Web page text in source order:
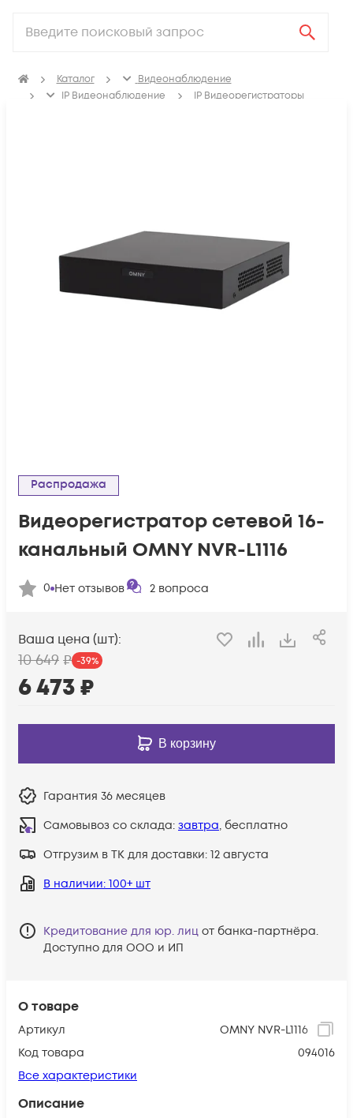
Каталог
Видеонаблюдение
IP Видеонаблюдение
IP Видеорегистраторы
О товаре
Артикул
OMNY NVR-L1116
Код товара
094016
Все характеристики
Описание
Распродажа
Видеорегистратор сетевой 16-
канальный OMNY NVR-L1116
0 Нет отзывов 2 вопроса
Ваша цена (шт):
10 649 ₽ -39%
6 473₽
В корзину
Гарантия 36 месяцев
Самовывоз со склада: завтра, бесплатно
Отгрузим в ТК для доставки: 12 августа
В наличии: 100+ шт
Кредитование для юр. лиц от банка-партнёра.
Доступно для ООО и ИП